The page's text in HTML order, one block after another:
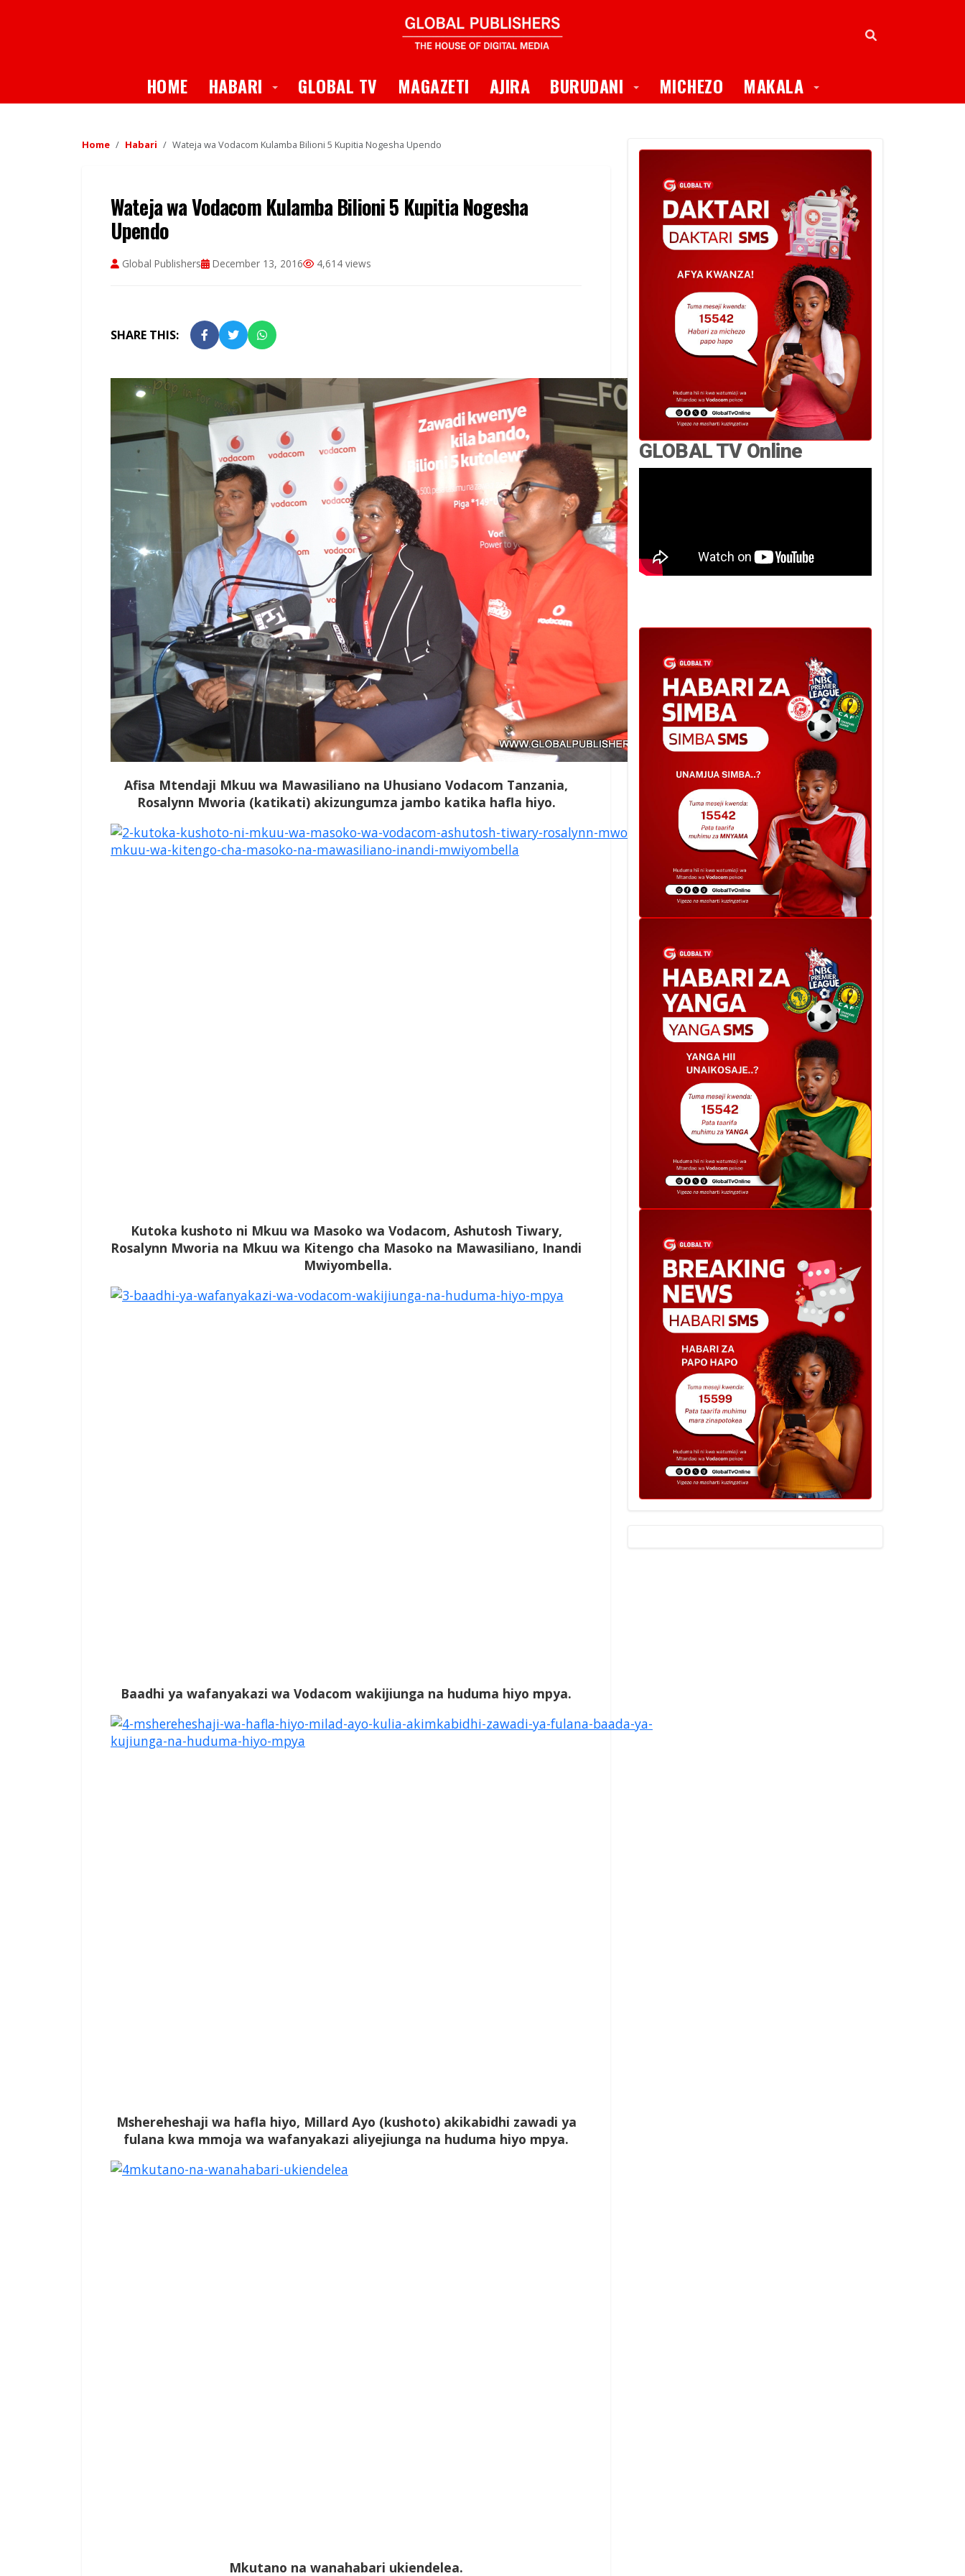
HOME HABARI Toggle Dropdown
GLOBAL TV MAGAZETI AJIRA BURUDANI Toggle Dropdown
MICHEZO MAKALA Toggle Dropdown
Home Habari Wateja wa Vodacom Kulamba Bilioni 5 Kupitia Nogesha Upendo
Wateja wa Vodacom Kulamba Bilioni 5 Kupitia Nogesha
Upendo
Global Publishers December 13, 2016 4,614 views
SHARE THIS:
Afisa Mtendaji Mkuu wa Mawasiliano na Uhusiano Vodacom Tanzania,
Rosalynn Mworia (katikati) akizungumza jambo katika hafla hiyo.
Kutoka kushoto ni Mkuu wa Masoko wa Vodacom, Ashutosh Tiwary,
Rosalynn Mworia na Mkuu wa Kitengo cha Masoko na Mawasiliano, Inandi
Mwiyombella.
Baadhi ya wafanyakazi wa Vodacom wakijiunga na huduma hiyo mpya.
Mshereheshaji wa hafla hiyo, Millard Ayo (kushoto) akikabidhi zawadi ya
fulana kwa mmoja wa wafanyakazi aliyejiunga na huduma hiyo mpya.
Mkutano na wanahabari ukiendelea.
GLOBAL TV Online